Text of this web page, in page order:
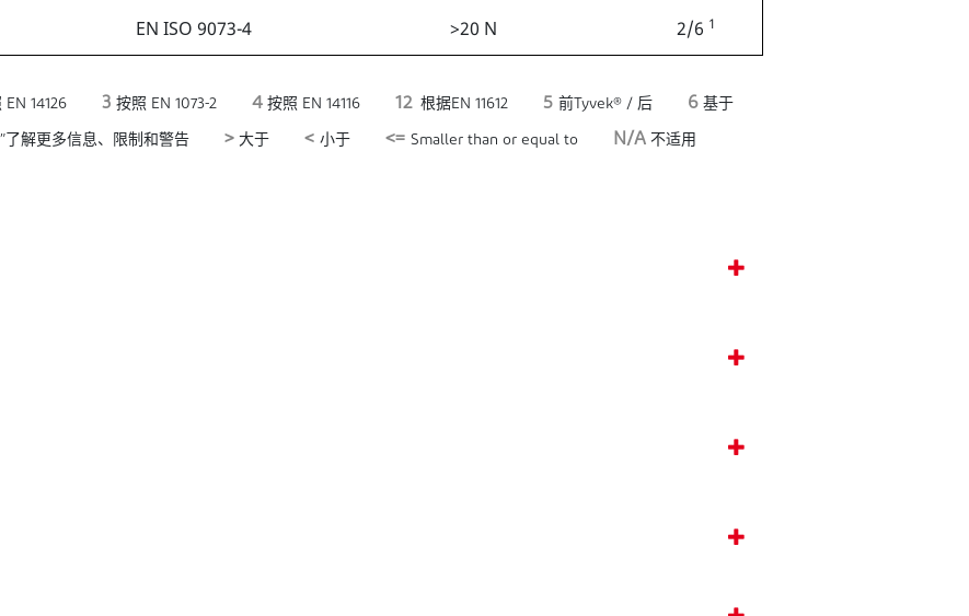
EN ISO 9073-4 >20 N 2/6 1
14126 3 按照 EN 1073-2 4 按照 EN 14116 12根据EN 11612 5 前Tyvek® / 后 6 基于
了解更多信息、限制和警告 > 大于 < 小于 <= Smaller than or equal to N/A 不适用